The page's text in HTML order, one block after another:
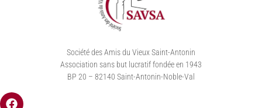
Société des Amis du Vieux Saint-Antonin
Association sans but lucratif fondée en 1943
BP 20 – 82140 Saint-Antonin-Noble-Val